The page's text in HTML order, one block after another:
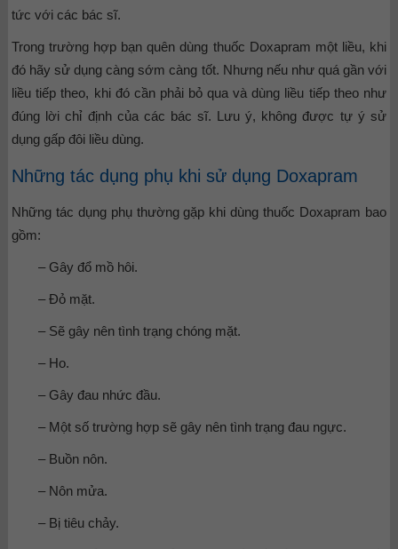
tức với các bác sĩ.
Trong trường hợp bạn quên dùng thuốc Doxapram một liều, khi
đó hãy sử dụng càng sớm càng tốt. Nhưng nếu như quá gần với
liều tiếp theo, khi đó cần phải bỏ qua và dùng liều tiếp theo như
đúng lời chỉ định của các bác sĩ. Lưu ý, không được tự ý sử
dụng gấp đôi liều dùng.
Những tác dụng phụ khi sử dụng Doxapram
Những tác dụng phụ thường gặp khi dùng thuốc Doxapram bao
gồm:
– Gây đổ mồ hôi.
– Đỏ mặt.
– Sẽ gây nên tình trạng chóng mặt.
– Ho.
– Gây đau nhức đầu.
– Một số trường hợp sẽ gây nên tình trạng đau ngực.
– Buồn nôn.
– Nôn mửa.
– Bị tiêu chảy.